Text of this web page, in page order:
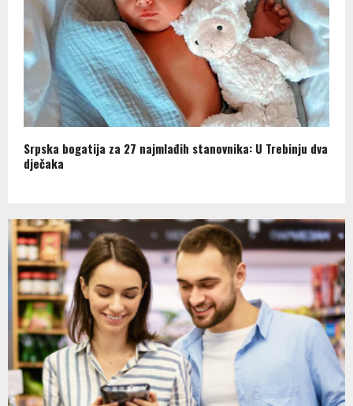
Srpska bogatija za 27 najmlađih stanovnika: U Trebinju dva
dječaka